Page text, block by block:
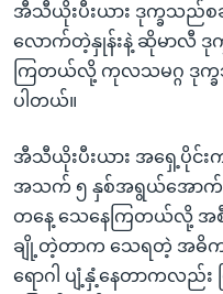
ရန်
ရှာဖွေ
ရန်
နေရာ
ကျော်
ရန်
ဘာသာစကားများ
အီသီယိုးပီးယား ဒုက္ခသည်စ
လောက်တဲ့နှုန်းနဲ့ ဆိုမာလီ
ကြတယ်လို့ ကုလသမဂ္ဂ ဒုက္ခသ
ပါတယ်။
အီသီယိုးပီးယား အရှေ့ပိုင်း
အသက် ၅ နှစ်အရွယ်အောက် ပ
တနေ့ သေနေကြတယ်လို့ အစီ
ချို့တဲ့တာက သေရတဲ့ အဓိက အ
ရောဂါ ပျံ့နှံ့နေတာကလည်